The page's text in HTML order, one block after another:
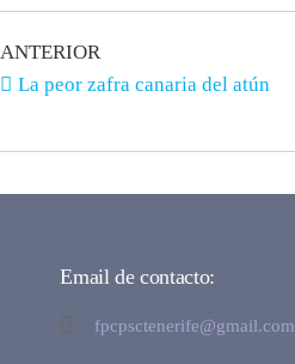
ANTERIOR
La peor zafra canaria del atún
Email de contacto:
fpcpsctenerife@gmail.com